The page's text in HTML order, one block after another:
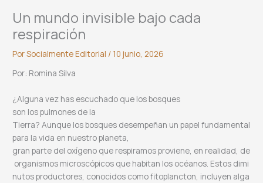
Un mundo invisible bajo cada
respiración
PorSocialmente Editorial / 10 junio, 2026
Por: Romina Silva
¿Alguna vez has escuchado que los bosques
son los pulmones de la
Tierra? Aunque los bosques desempeñan un papel fundamental
para la vida en nuestro planeta,
gran parte del oxígeno que respiramos proviene, en realidad, de
organismos microscópicos que habitan los océanos. Estos dimi
nutos productores, conocidos como fitoplancton, incluyen alga